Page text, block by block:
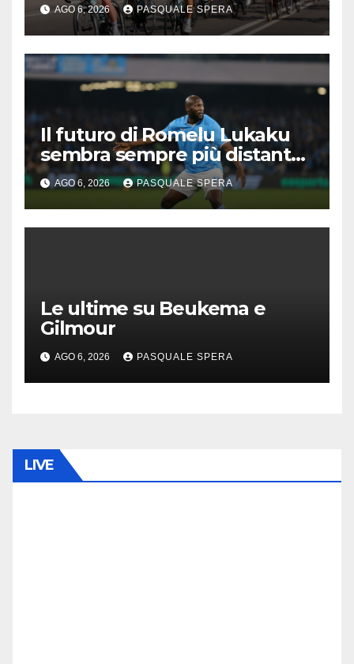
AGO 6, 2026 PASQUALE SPERA
Il futuro di Romelu Lukaku
sembra sempre più distante
dal Napoli.
AGO 6, 2026 PASQUALE SPERA
Le ultime su Beukema e
Gilmour
AGO 6, 2026 PASQUALE SPERA
LIVE